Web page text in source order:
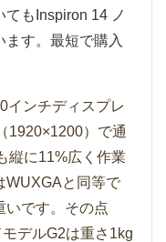
もInspiron 14 ノ
す。最短で購入
インチディスプレ
1920×1200）で通
縦に11%広く作業
WUXGAと同等で
いです。その点
デルG2は重さ1kg